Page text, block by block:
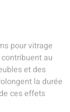
pour vitrage
au
et des
la durée
ces effets